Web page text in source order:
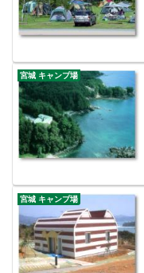
宮城 キャンプ場
宮城 キャンプ場